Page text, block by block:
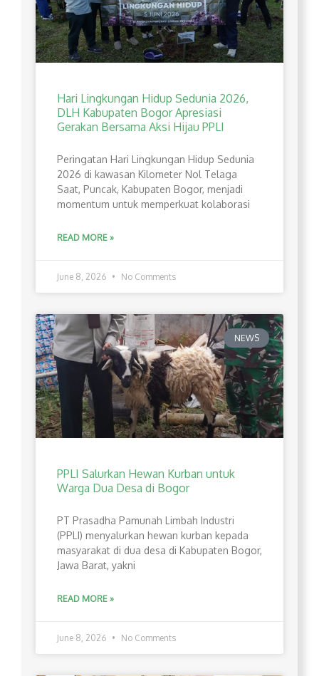
Hari Lingkungan Hidup Sedunia 2026,
DLH Kabupaten Bogor Apresiasi
Gerakan Bersama Aksi Hijau PPLI
Peringatan Hari Lingkungan Hidup Sedunia
2026 di kawasan Kilometer Nol Telaga
Saat, Puncak, Kabupaten Bogor, menjadi
momentum untuk memperkuat kolaborasi
READ MORE »
June 8, 2026 No Comments
NEWS
PPLI Salurkan Hewan Kurban untuk
Warga Dua Desa di Bogor
PT Prasadha Pamunah Limbah Industri
(PPLI) menyalurkan hewan kurban kepada
masyarakat di dua desa di Kabupaten Bogor,
Jawa Barat, yakni
READ MORE »
June 8, 2026 No Comments